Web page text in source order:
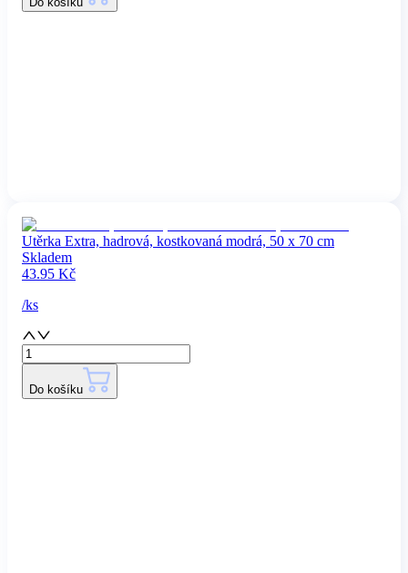
Utěrka Extra, hadrová, kostkovaná modrá, 50 x 70 cm
Skladem
43.95 Kč
/ks
Do košíku